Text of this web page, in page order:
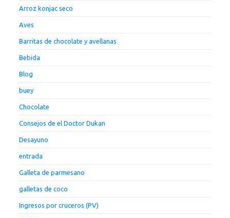
Arroz konjac seco
Aves
Barritas de chocolate y avellanas
Bebida
Blog
buey
Chocolate
Consejos de el Doctor Dukan
Desayuno
entrada
Galleta de parmesano
galletas de coco
Ingresos por cruceros (PV)